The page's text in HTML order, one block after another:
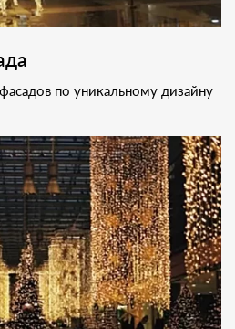
по уникальному дизайну